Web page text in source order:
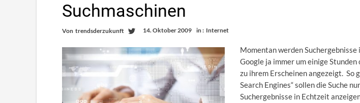
Suchmaschinen
Von trendsderzukunft 14. Oktober 2009 in : Internet
Momentan werden Suchergebnisse
Google ja immer um einige
zu ihrem Erscheinen angezeigt. So
Search Engines“ sollen die Suche
Suchergebnisse in Echtzeit